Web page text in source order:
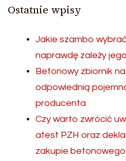
Ostatnie wpisy
Jakie szambo
naprawdę zależy
Betonowy zbiornik
odpowiednią
producenta
Czy warto zwrócić
atest PZH oraz
zakupie